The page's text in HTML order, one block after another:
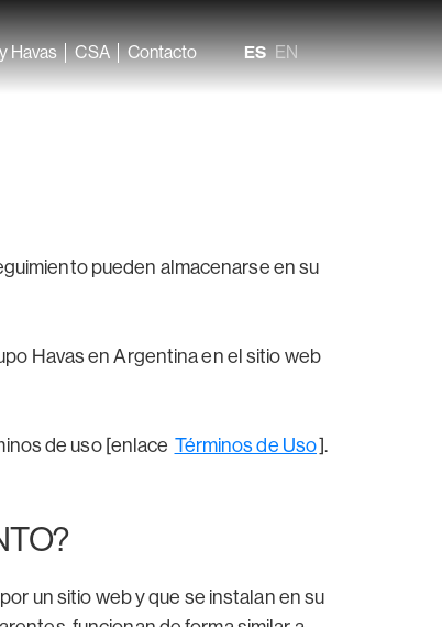
Havas CSA Contacto ES EN
pueden almacenarse en su
Havas en Argentina en el sitio web
de uso [enlace Términos de Uso].
un sitio web y que se instalan en su